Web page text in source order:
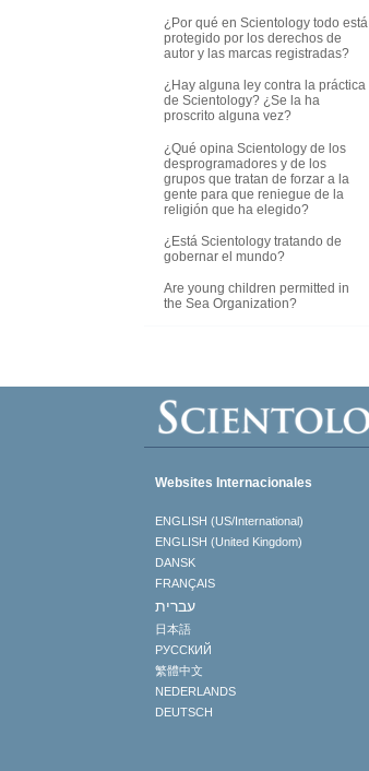
¿Por qué en Scientology todo está
protegido por los derechos de
autor y las marcas registradas?
¿Hay alguna ley contra la práctica
de Scientology? ¿Se la ha
proscrito alguna vez?
¿Qué opina Scientology de los
desprogramadores y de los
grupos que tratan de forzar a la
gente para que reniegue de la
religión que ha elegido?
¿Está Scientology tratando de
gobernar el mundo?
Are young children permitted in
the Sea Organization?
Websites Internacionales
ENGLISH (US/International)
ENGLISH (United Kingdom)
DANSK
FRANÇAIS
עברית
日本語
РУССКИЙ
繁體中文
NEDERLANDS
DEUTSCH